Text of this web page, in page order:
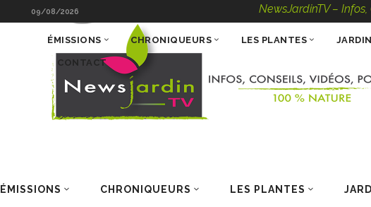
09/08/2026 NewsJardinTV – Infos,
ÉMISSIONS CHRONIQUEURS LES PLANTES
ÉMISSIONS CHRONIQUEURS LES PLANTES
CONTACT